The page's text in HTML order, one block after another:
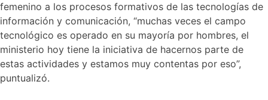
femenino a los procesos formativos de las tecnologías de
información y comunicación, “muchas veces el campo
tecnológico es operado en su mayoría por hombres, el
ministerio hoy tiene la iniciativa de hacernos parte de
estas actividades y estamos muy contentas por eso”,
puntualizó.